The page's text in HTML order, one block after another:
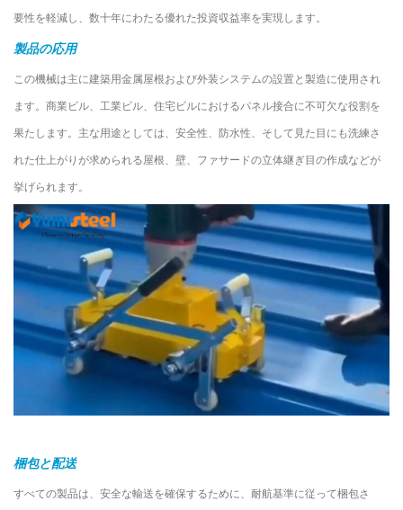
要性を軽減し、数十年にわたる優れた投資収益率を実現します。
製品の応用
この機械は主に建築用金属屋根および外装システムの設置と製造に使用され
ます。商業ビル、工業ビル、住宅ビルにおけるパネル接合に不可欠な役割を
果たします。主な用途としては、安全性、防水性、そして見た目にも洗練さ
れた仕上がりが求められる屋根、壁、ファサードの立体継ぎ目の作成などが
挙げられます。
梱包と配送
すべての製品は、安全な輸送を確保するために、耐航基準に従って梱包さ